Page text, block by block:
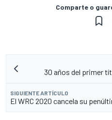
Comparte o
30 años del primer
SIGUIENTE ARTÍCULO
El WRC 2020 cancela su